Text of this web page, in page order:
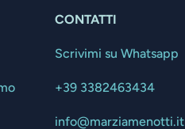
CONTATTI
Scrivimi su Whatsapp
+39 3382463434
info@marziamenotti.it